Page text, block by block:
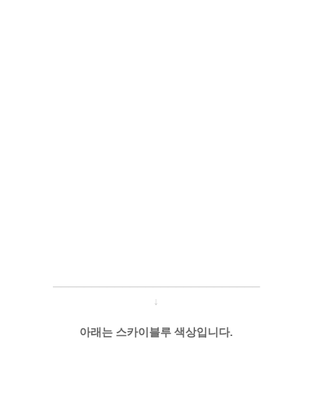
───────────────────────────
↓
아래는 스카이블루 색상입니다.